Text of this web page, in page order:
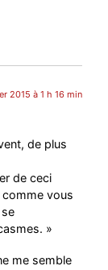
2015 à 1 h 16 min
de plus
de ceci
comme vous
»
me semble